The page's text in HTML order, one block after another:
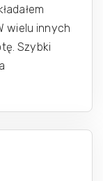
wielu innych
Szybki